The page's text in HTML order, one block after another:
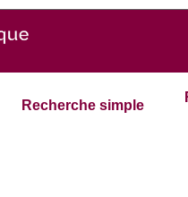
Recherche simple